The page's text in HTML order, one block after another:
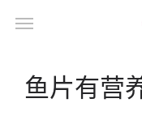
鱼片有营